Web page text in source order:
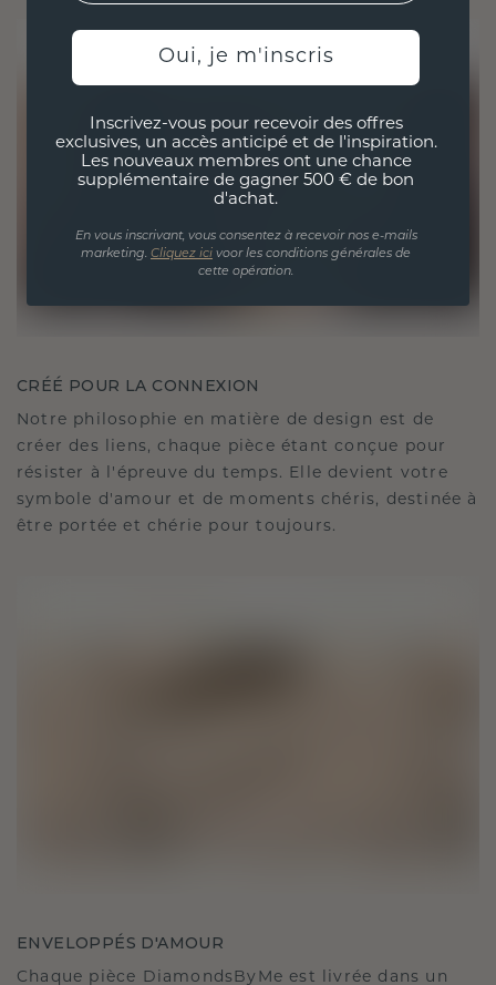
CRÉÉ POUR LA CONNEXION
Notre philosophie en matière de design est de
créer des liens, chaque pièce étant conçue pour
résister à l'épreuve du temps. Elle devient votre
symbole d'amour et de moments chéris, destinée à
être portée et chérie pour toujours.
ENVELOPPÉS D'AMOUR
Chaque pièce DiamondsByMe est livrée dans un
Oui, je m'inscris
Inscrivez-vous pour recevoir des offres
exclusives, un accès anticipé et de l'inspiration.
Les nouveaux membres ont une chance
supplémentaire de gagner 500 € de bon
d'achat.
En vous inscrivant, vous consentez à recevoir nos e-mails
marketing. Cliquez ici voor les conditions générales de
cette opération.